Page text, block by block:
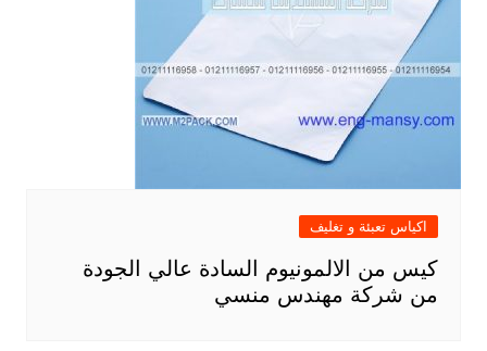
اكياس تعبئة و تغليف
كيس من الالمونيوم السادة عالي الجودة
من شركة مهندس منسي